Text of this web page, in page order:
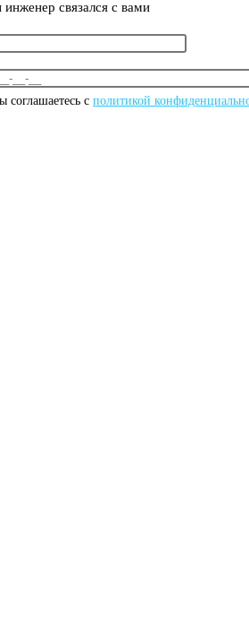
связался с вами
соглашаетесь с политикой